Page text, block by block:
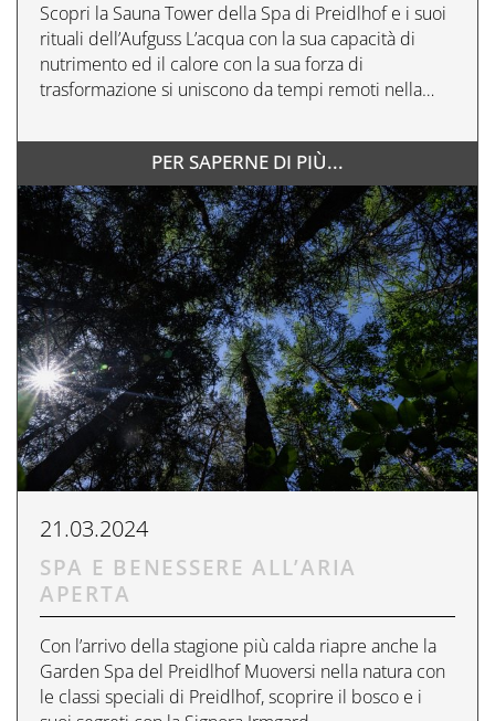
Scopri la Sauna Tower della Spa di Preidlhof e i suoi
rituali dell’Aufguss L’acqua con la sua capacità di
nutrimento ed il calore con la sua forza di
trasformazione si uniscono da tempi remoti nella…
PER SAPERNE DI PIÙ...
21.03.2024
SPA E BENESSERE ALL’ARIA
APERTA
Con l’arrivo della stagione più calda riapre anche la
Garden Spa del Preidlhof Muoversi nella natura con
le classi speciali di Preidlhof, scoprire il bosco e i